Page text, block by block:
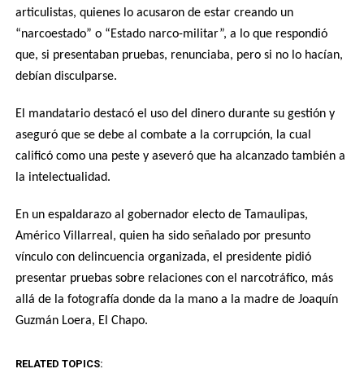
articulistas, quienes lo acusaron de estar creando un
“narcoestado” o “Estado narco-militar”, a lo que respondió
que, si presentaban pruebas, renunciaba, pero si no lo hacían,
debían disculparse.
El mandatario destacó el uso del dinero durante su gestión y
aseguró que se debe al combate a la corrupción, la cual
calificó como una peste y aseveró que ha alcanzado también a
la intelectualidad.
En un espaldarazo al gobernador electo de Tamaulipas,
Américo Villarreal, quien ha sido señalado por presunto
vínculo con delincuencia organizada, el presidente pidió
presentar pruebas sobre relaciones con el narcotráfico, más
allá de la fotografía donde da la mano a la madre de Joaquín
Guzmán Loera, El Chapo.
RELATED TOPICS: